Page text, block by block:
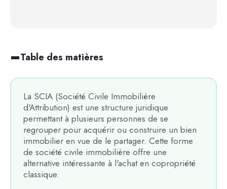
La SCIA (Société Civile Immobilière
d'Attribution) est une structure juridique
permettant à plusieurs personnes de se
regrouper pour acquérir ou construire un bien
immobilier en vue de le partager. Cette forme
de société civile immobilière offre une
alternative intéressante à l'achat en copropriété
classique.
Table des matières